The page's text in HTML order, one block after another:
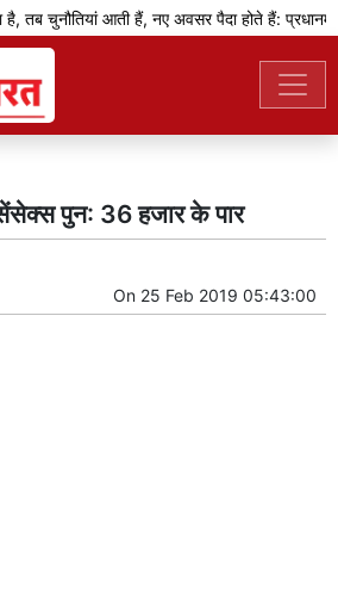
तब चुनौतियां आती हैं, नए अवसर पैदा होते हैं:
पुन: 36 हजार के पार
On 25 Feb 2019 05:43:00